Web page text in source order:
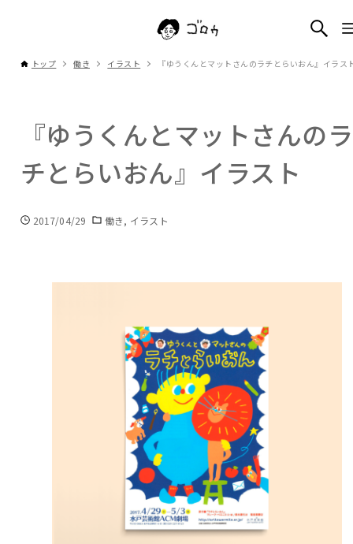
トップ 働き イラスト 『ゆうくんとマットさんのラチとらいおん』イラス
『ゆうくんとマットさんのラ
チとらいおん』イラスト
2017/04/29 働き イラスト